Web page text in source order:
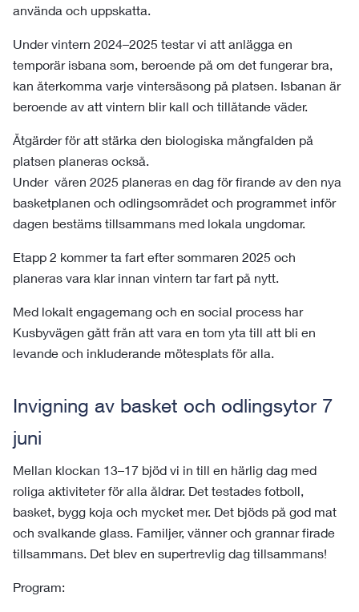
använda och uppskatta.
Under vintern 2024–2025 testar vi att anlägga en
temporär isbana som, beroende på om det fungerar bra,
kan återkomma varje vintersäsong på platsen. Isbanan är
beroende av att vintern blir kall och tillåtande väder.
Åtgärder för att stärka den biologiska mångfalden på
platsen planeras också.
Under våren 2025 planeras en dag för firande av den nya
basketplanen och odlingsområdet och programmet inför
dagen bestäms tillsammans med lokala ungdomar.
Etapp 2 kommer ta fart efter sommaren 2025 och
planeras vara klar innan vintern tar fart på nytt.
Med lokalt engagemang och en social process har
Kusbyvägen gått från att vara en tom yta till att bli en
levande och inkluderande mötesplats för alla.
Invigning av basket och odlingsytor 7
juni
Mellan klockan 13–17 bjöd vi in till en härlig dag med
roliga aktiviteter för alla åldrar. Det testades fotboll,
basket, bygg koja och mycket mer. Det bjöds på god mat
och svalkande glass. Familjer, vänner och grannar firade
tillsammans. Det blev en supertrevlig dag tillsammans!
Program: